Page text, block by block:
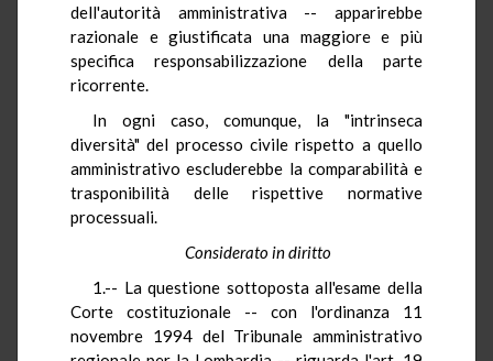
dell'autorità amministrativa -- apparirebbe
razionale e giustificata una maggiore e più
specifica responsabilizzazione della parte
ricorrente.
In ogni caso, comunque, la "intrinseca
diversità" del processo civile rispetto a quello
amministrativo escluderebbe la comparabilità e
trasponibilità delle rispettive normative
processuali.
Considerato in diritto
1.-- La questione sottoposta all'esame della
Corte costituzionale -- con l'ordinanza 11
novembre 1994 del Tribunale amministrativo